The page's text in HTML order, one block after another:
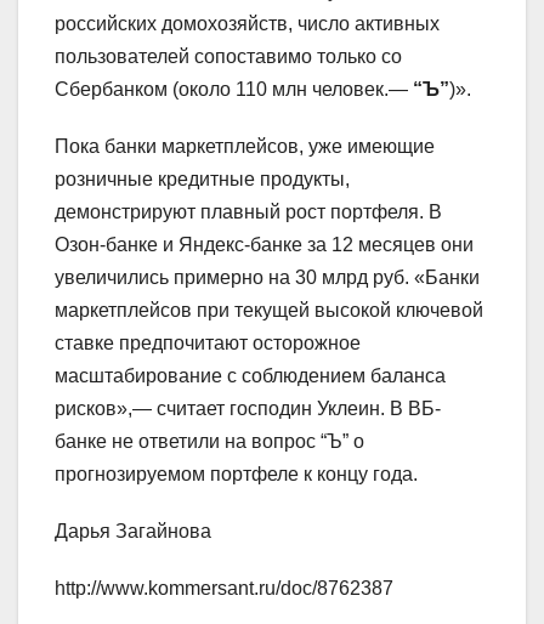
российских домохозяйств, число активных
пользователей сопоставимо только со
Сбербанком (около 110 млн человек.— “Ъ”)».
Пока банки маркетплейсов, уже имеющие
розничные кредитные продукты,
демонстрируют плавный рост портфеля. В
Озон-банке и Яндекс-банке за 12 месяцев они
увеличились примерно на 30 млрд руб. «Банки
маркетплейсов при текущей высокой ключевой
ставке предпочитают осторожное
масштабирование с соблюдением баланса
рисков»,— считает господин Уклеин. В ВБ-
банке не ответили на вопрос “Ъ” о
прогнозируемом портфеле к концу года.
Дарья Загайнова
http://www.kommersant.ru/doc/8762387